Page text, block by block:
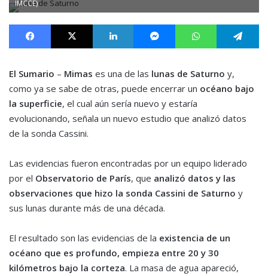
IMCCE)
Facebook X LinkedIn MessengerWhatsApp
El Sumario – Mimas es una de las lunas de Saturno y,
como ya se sabe de otras, puede encerrar un océano bajo
la superficie, el cual aún sería nuevo y estaría
evolucionando, señala un nuevo estudio que analizó datos
de la sonda Cassini.
Las evidencias fueron encontradas por un equipo liderado
por el Observatorio de París, que analizó datos y las
observaciones que hizo la sonda Cassini de Saturno y
sus lunas durante más de una década.
El resultado son las evidencias de la existencia de un
océano que es profundo, empieza entre 20 y 30
kilómetros bajo la corteza. La masa de agua apareció,